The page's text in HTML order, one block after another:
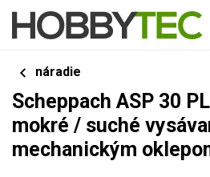
náradie
Scheppach ASP 30
mokré / suché
mechanickým